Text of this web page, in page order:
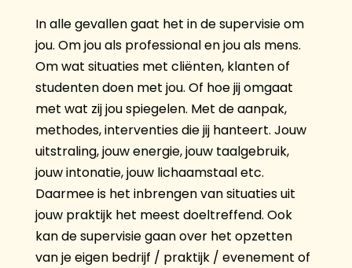
In alle gevallen gaat het in de supervisie om
jou. Om jou als professional en jou als mens.
Om wat situaties met cliënten, klanten of
studenten doen met jou. Of hoe jij omgaat
met wat zij jou spiegelen. Met de aanpak,
methodes, interventies die jij hanteert. Jouw
uitstraling, jouw energie, jouw taalgebruik,
jouw intonatie, jouw lichaamstaal etc.
Daarmee is het inbrengen van situaties uit
jouw praktijk het meest doeltreffend. Ook
kan de supervisie gaan over het opzetten
van je eigen bedrijf / praktijk / evenement of